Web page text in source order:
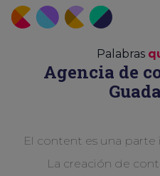
Palabras
Agencia de
El content es una
La creación de